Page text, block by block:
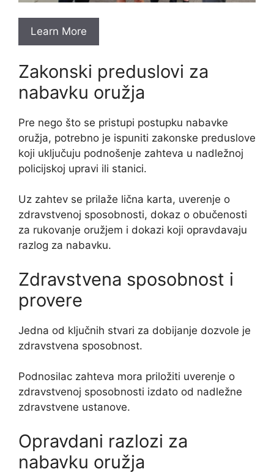
Learn More
Zakonski preduslovi za
nabavku oružja
Pre nego što se pristupi postupku nabavke
oružja, potrebno je ispuniti zakonske preduslove
koji uključuju podnošenje zahteva u nadležnoj
policijskoj upravi ili stanici.
Uz zahtev se prilaže lična karta, uverenje o
zdravstvenoj sposobnosti, dokaz o obučenosti
za rukovanje oružjem i dokazi koji opravdavaju
razlog za nabavku.
Zdravstvena sposobnost i
provere
Jedna od ključnih stvari za dobijanje dozvole je
zdravstvena sposobnost.
Podnosilac zahteva mora priložiti uverenje o
zdravstvenoj sposobnosti izdato od nadležne
zdravstvene ustanove.
Opravdani razlozi za
nabavku oružja